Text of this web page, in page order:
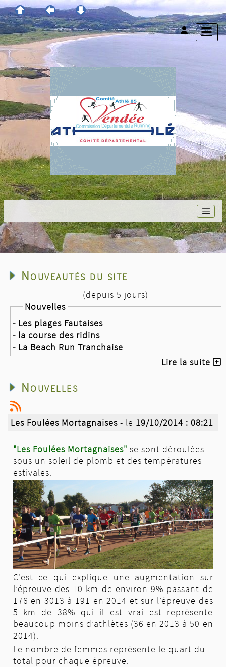
Nouveautés du site
(depuis 5 jours)
Nouvelles
- Les plages Fautaises
- la course des ridins
- La Beach Run Tranchaise
Lire la suite
Nouvelles
Les Foulées Mortagnaises - le 19/10/2014 : 08:21
"Les Foulées Mortagnaises" se sont déroulées
sous un soleil de plomb et des températures
estivales.
C’est ce qui explique une augmentation sur
l’épreuve des 10 km de environ 9% passant de
176 en 3013 à 191 en 2014 et sur l’épreuve des
5 km de 38% qui il est vrai est représente
beaucoup moins d’athlètes (36 en 2013 à 50 en
2014).
Le nombre de femmes représente le quart du
total pour chaque épreuve.